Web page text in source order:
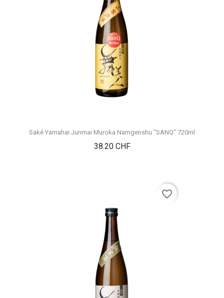
Saké Yamahai Junmai Muroka Namgenshu "SANQ" 720ml
38.20 CHFPrix
favorite_border